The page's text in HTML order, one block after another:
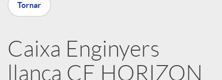
t
i
Tornar
Caixa Enginyers
llança CE HORIZON